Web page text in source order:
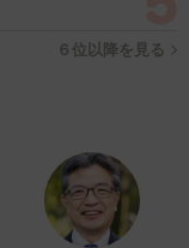
3/12
たよしゆきさん／「ひ
６位以降を見る